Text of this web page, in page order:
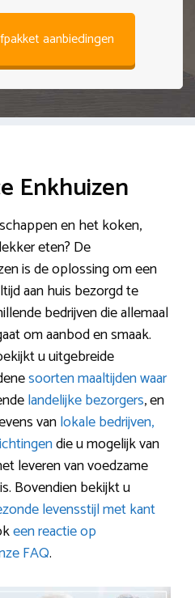
aanbiedingen
Enkhuizen
en het koken,
eten? De
is de oplossing om een
aan huis bezorgd te
bedrijven die allemaal
om aanbod en smaak.
u uitgebreide
soorten maaltijden waar
landelijke bezorgers, en
vanlokale bedrijven,
die u mogelijk van
leveren van voedzame
Bovendien bekijkt u
levensstijl met kant
een reactie op
FAQ.